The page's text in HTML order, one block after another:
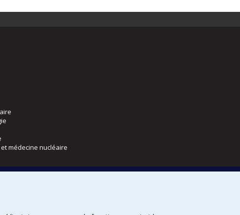
médecine nucléaire